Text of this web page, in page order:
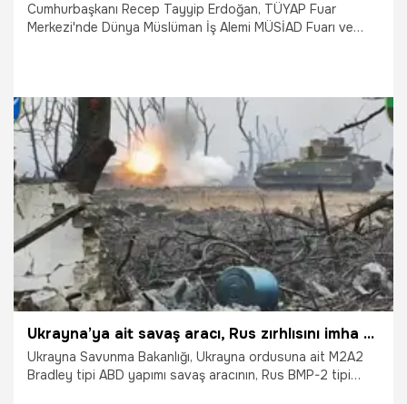
Cumhurbaşkanı Recep Tayyip Erdoğan, TÜYAP Fuar
Merkezi'nde Dünya Müslüman İş Alemi MÜSİAD Fuarı ve
29.11.2024 Gündem
Ukrayna’ya ait savaş aracı, Rus zırhlısını imha etti
Ukrayna Savunma Bakanlığı, Ukrayna ordusuna ait M2A2
Bradley tipi ABD yapımı savaş aracının, Rus BMP-2 tipi